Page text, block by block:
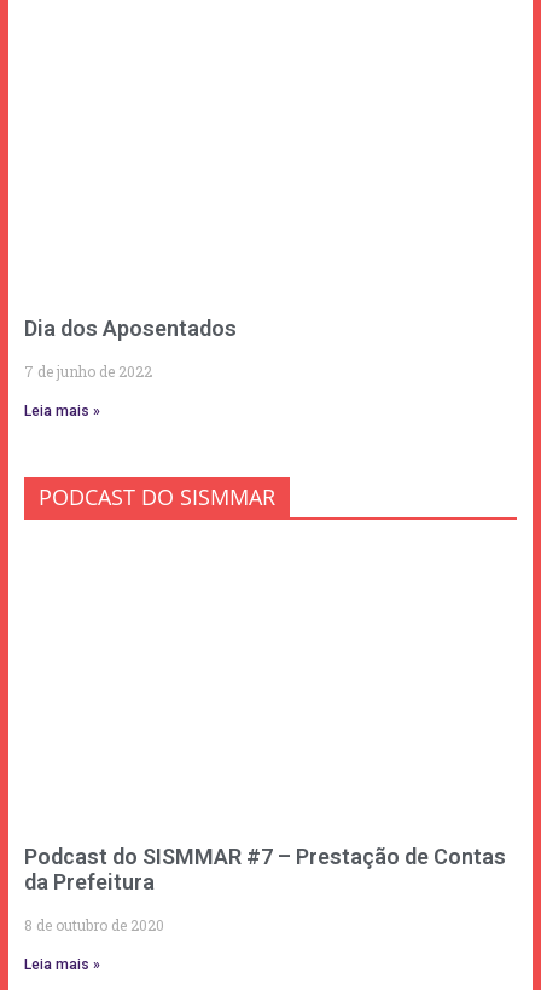
Dia dos Aposentados
7 de junho de 2022
Leia mais »
PODCAST DO SISMMAR
Podcast do SISMMAR #7 – Prestação de Contas
da Prefeitura
8 de outubro de 2020
Leia mais »